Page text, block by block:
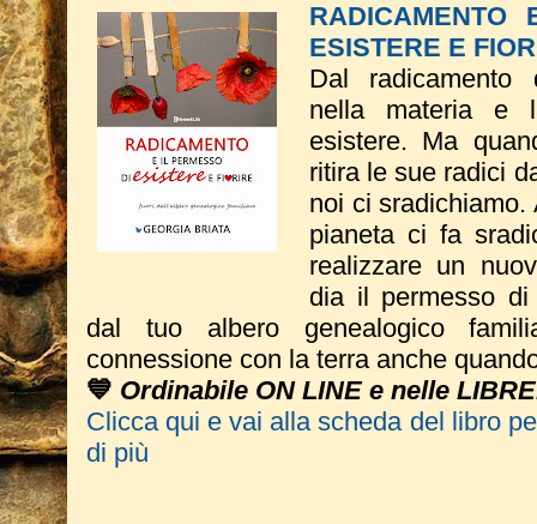
ESISTERE E
Dal radicamento
nella materia e
esistere. Ma
ritira le sue radici
noi ci
pianeta ci fa
realizzare un
dia il permesso
dal tuo albero genealogico
connessione con la terra anche
💙 Ordinabile ON LINE e nelle
Clicca qui e vai alla scheda del libro
di più